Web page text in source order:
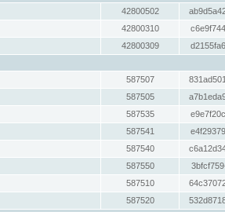
42800502
42800310
42800309
587507
587505
587535
587541
587540
587550
587510
587520